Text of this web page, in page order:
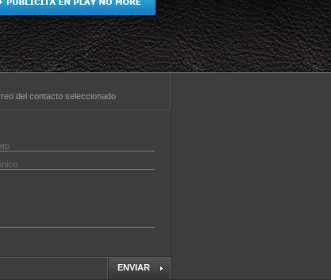
del contacto seleccionado
ENVIAR